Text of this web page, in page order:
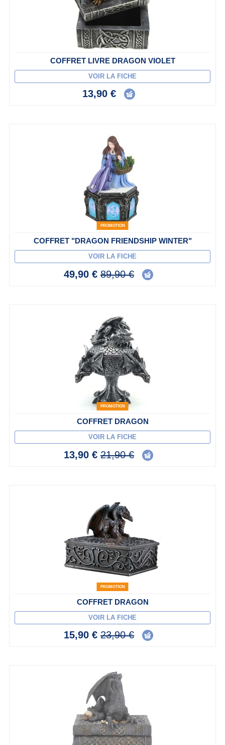
COFFRET LIVRE DRAGON VIOLET
VOIR LA FICHE
13,90 €
PROMOTION
COFFRET "DRAGON FRIENDSHIP WINTER"
VOIR LA FICHE
49,90 € 89,90 €
PROMOTION
COFFRET DRAGON
VOIR LA FICHE
13,90 € 21,90 €
PROMOTION
COFFRET DRAGON
VOIR LA FICHE
15,90 € 23,90 €